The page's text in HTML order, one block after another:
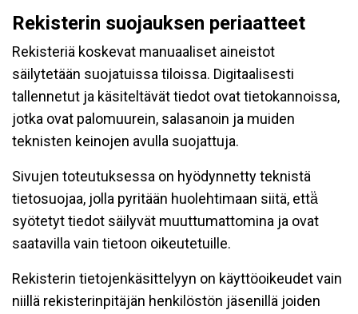
Rekisterin suojauksen periaatteet
Rekisteriä koskevat manuaaliset aineistot
säilytetään suojatuissa tiloissa. Digitaalisesti
tallennetut ja käsiteltävät tiedot ovat tietokannoissa,
jotka ovat palomuurein, salasanoin ja muiden
teknisten keinojen avulla suojattuja.
Sivujen toteutuksessa on hyödynnetty teknistä
tietosuojaa, jolla pyritään huolehtimaan siitä, että̈
syötetyt tiedot säilyvät muuttumattomina ja ovat
saatavilla vain tietoon oikeutetuille.
Rekisterin tietojenkäsittelyyn on käyttöoikeudet vain
niillä rekisterinpitäjän henkilöstön jäsenillä joiden